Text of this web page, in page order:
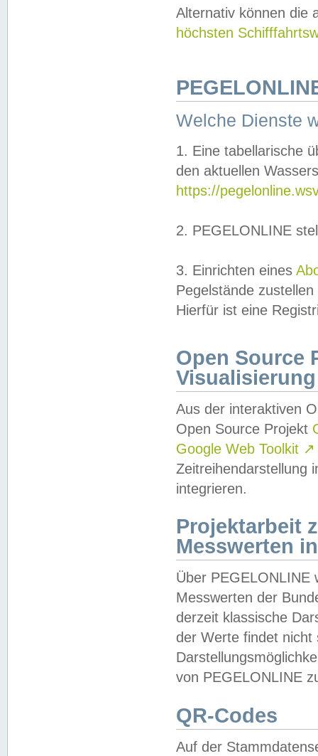
Alternativ können die
höchsten
Welche Dienste
1. Eine tabellarische
den aktuellen
https://
2. PEGELONLINE
3. Einrichten eines
Pegelstände
Hierfür ist eine
Open Source
Visualisierung
Aus der interaktiven
Open Source Projekt
Google Web Toolkit ↗
Zeitreihendarstellung
integrieren.
Projektarbeit
Messwerten
Über PEGELONLINE
Messwerten der
derzeit klassische
der Werte findet
von PEGELONLINE
QR-Codes
Auf der